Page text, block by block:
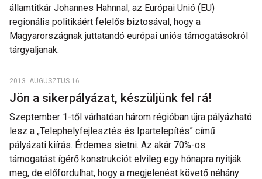
államtitkár Johannes Hahnnal, az Európai Unió (EU)
regionális politikáért felelős biztosával, hogy a
Magyarországnak juttatandó európai uniós támogatásokról
tárgyaljanak.
2013. AUGUSZTUS 16.
Jön a sikerpályázat, készüljünk fel rá!
Szeptember 1-től várhatóan három régióban újra pályázható
lesz a „Telephelyfejlesztés és Ipartelepítés” című
pályázati kiírás. Érdemes sietni. Az akár 70%-os
támogatást ígérő konstrukciót elvileg egy hónapra nyitják
meg, de előfordulhat, hogy a megjelenést követő néhány